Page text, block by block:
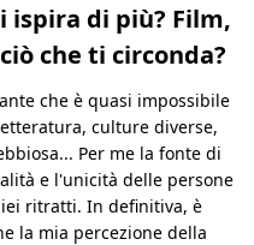
ispira di più? Film,
che ti circonda?
che è quasi impossibile
culture diverse,
Per me la fonte di
e l'unicità delle persone
ritratti. In definitiva, è
la mia percezione della